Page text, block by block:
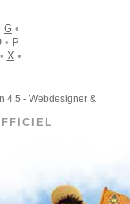
G •
• P
X •
4.5 - Webdesigner &